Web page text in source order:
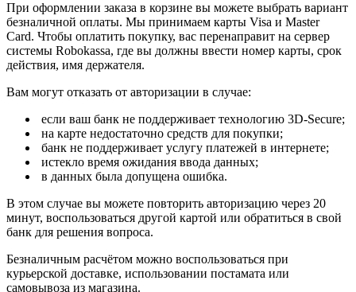
При оформлении заказа в корзине вы можете выбрать вариант
безналичной оплаты. Мы принимаем карты Visa и Master
Card. Чтобы оплатить покупку, вас перенаправит на сервер
системы Robokassa, где вы должны ввести номер карты, срок
действия, имя держателя.
Вам могут отказать от авторизации в случае:
если ваш банк не поддерживает технологию 3D-Secure;
на карте недостаточно средств для покупки;
банк не поддерживает услугу платежей в интернете;
истекло время ожидания ввода данных;
в данных была допущена ошибка.
В этом случае вы можете повторить авторизацию через 20
минут, воспользоваться другой картой или обратиться в свой
банк для решения вопроса.
Безналичным расчётом можно воспользоваться при
курьерской доставке, использовании постамата или
самовывоза из магазина.